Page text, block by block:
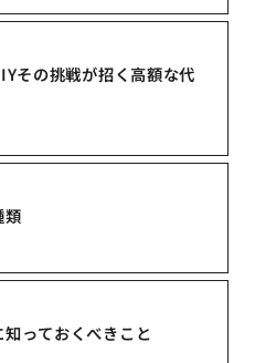
その挑戦が招く高額な代
類
っておくべきこと